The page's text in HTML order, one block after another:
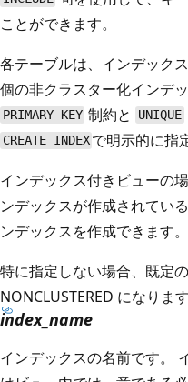
ことができます。
各テーブルは、インデック
個の非クラスター化インデ
PRIMARY KEY 制約と UNIQUE
CREATE INDEX で明示的に指
インデックス付きビューの
ンデックスが作成されてい
ンデックスを作成できます。
特に指定しない場合、既定
NONCLUSTERED になります
index_name
インデックスの名前です。